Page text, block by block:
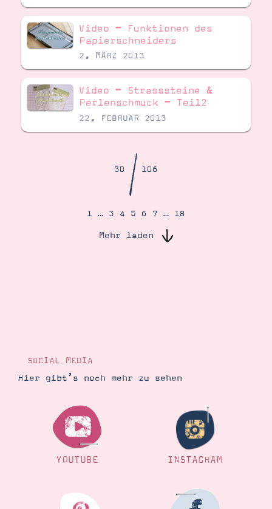
Tipps & Tricks
Ordnungstipps
Video – Funktionen des
Papierschneiders
2. MÄRZ 2013
Video – Strasssteine &
Perlenschmuck – Teil2
22. FEBRUAR 2013
30/106
1 … 3 4 5 6 7 … 18
Mehr laden
SOCIAL MEDIA
Hier gibt’s noch mehr zu sehen
YOUTUBE INSTAGRAM